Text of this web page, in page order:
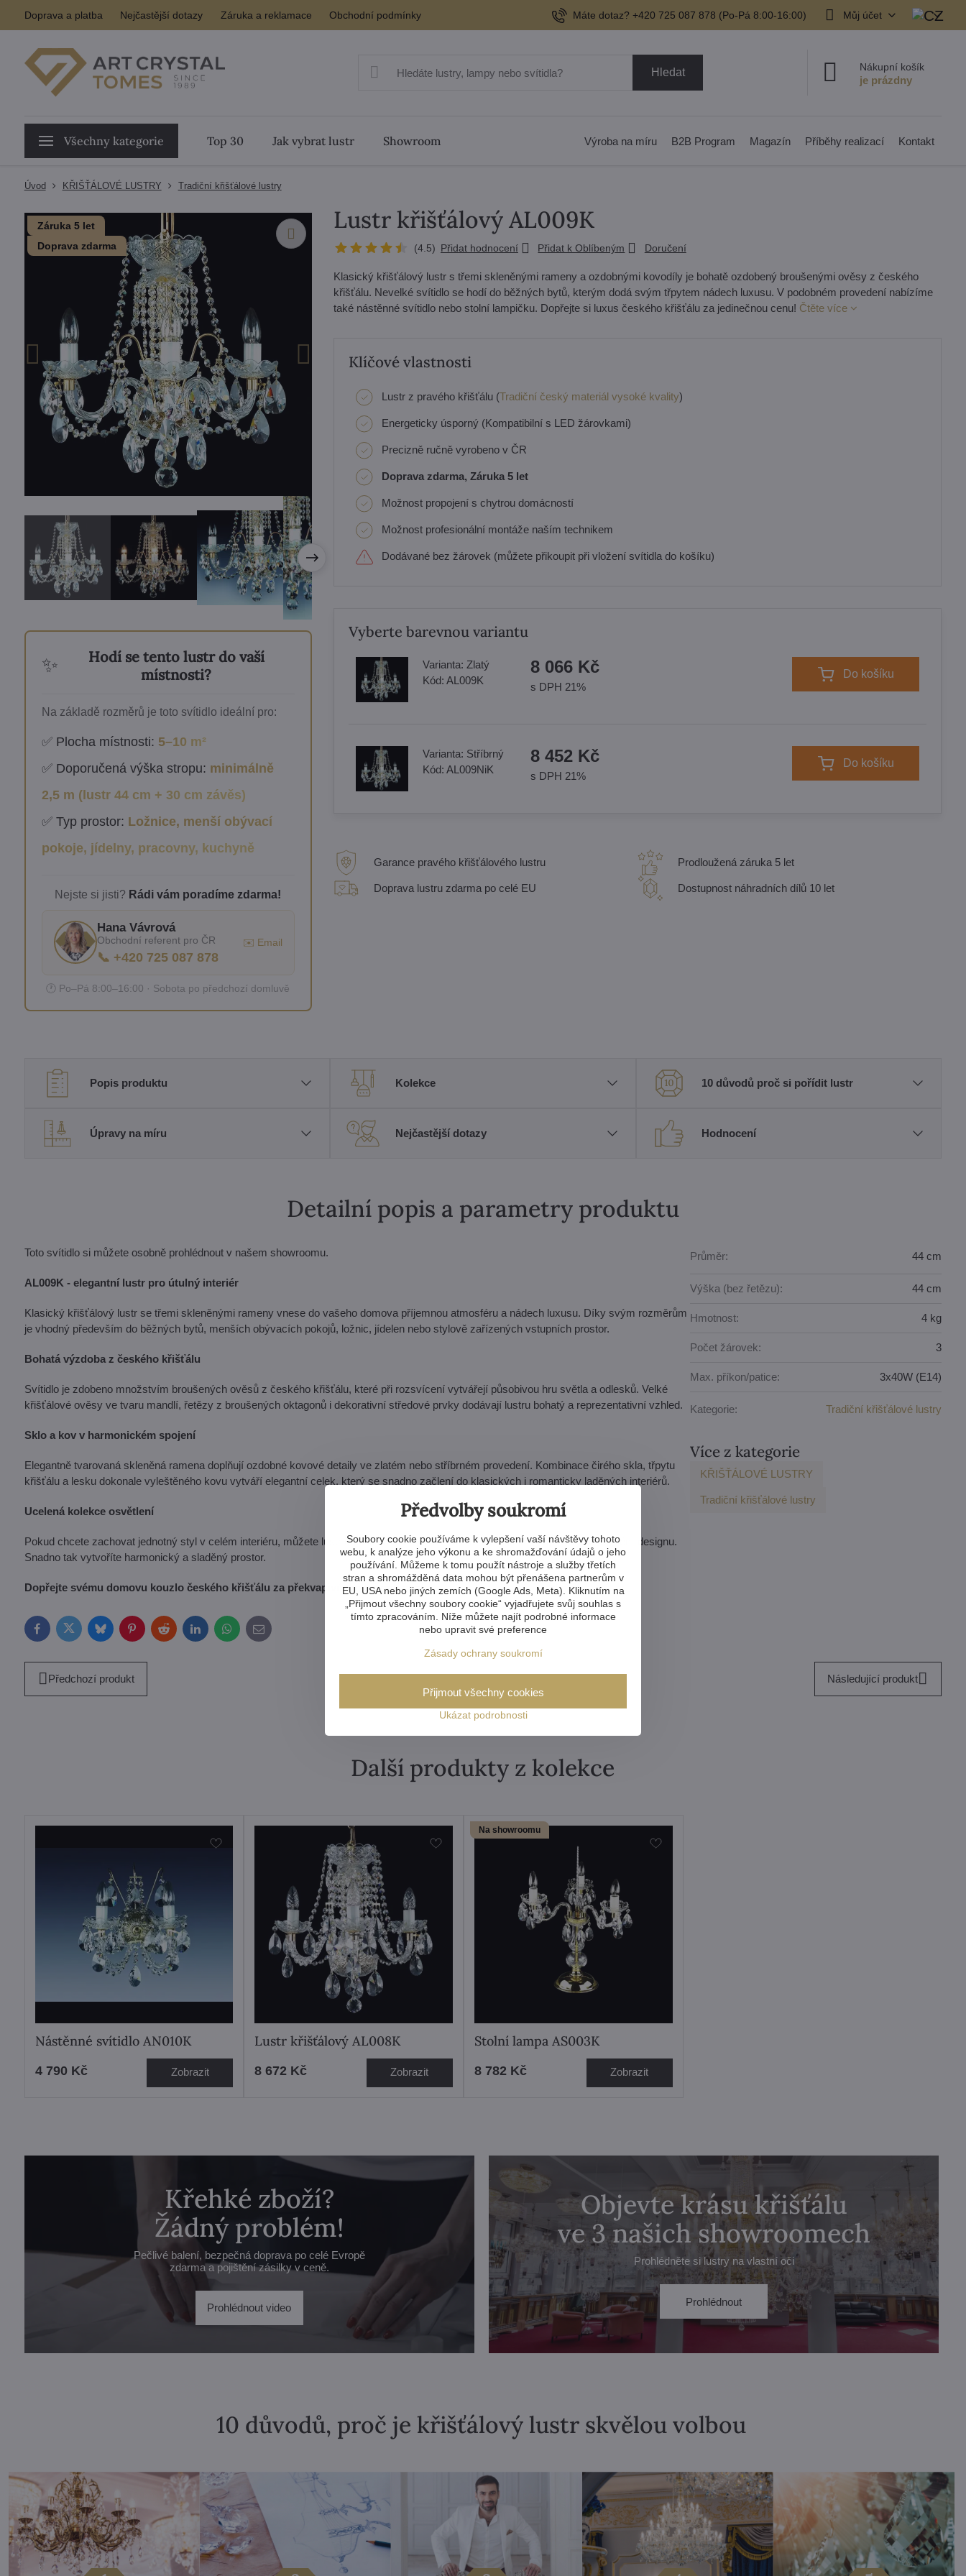
Doprava a platba Nejčastější dotazy Záruka a reklamace Obchodní podmínky Máte dotaz? +420 725 087 878​ (Po-Pá 8:00-16:00) Můj účet
Hledat Nákupní košík
Všechny kategorie Top 30 Jak vybrat lustr Showroom Výroba na míru B2B Program Magazín Příběhy realizací Kontakt
Úvod KŘIŠŤÁLOVÉ LUSTRY Tradiční křišťálové lustry
Záruka 5 let
Doprava zdarma
✨
Hodí se tento lustr do vaší
místnosti?
Na základě rozměrů je toto svítidlo ideální pro:
✅ Plocha místnosti: 5–10 m²
✅ Doporučená výška stropu: minimálně
2,5 m (lustr 44 cm + 30 cm závěs)
✅ Typ prostor: Ložnice, menší obývací
pokoje, jídelny, pracovny, kuchyně
Nejste si jisti? Rádi vám poradíme zdarma!
Hana Vávrová
Obchodní referent pro ČR
📞 +420 725 087 878
✉️ Email
🕐 Po–Pá 8:00–16:00 · Sobota po předchozí domluvě
Lustr křišťálový AL009K
(4.5) Přidat hodnocení Přidat k Oblíbeným Doručení
Klasický křišťálový lustr s třemi skleněnými rameny a ozdobnými kovodíly je bohatě ozdobený broušenými ověsy z českého
křišťálu. Nevelké svítidlo se hodí do běžných bytů, kterým dodá svým třpytem nádech luxusu. V podobném provedení nabízíme
také nástěnné svítidlo nebo stolní lampičku. Dopřejte si luxus českého křišťálu za jedinečnou cenu! Čtěte více
Klíčové vlastnosti
Lustr z pravého křišťálu (Tradiční český materiál vysoké kvality)
Energeticky úsporný (Kompatibilní s LED žárovkami)
Precizně ručně vyrobeno v ČR
Doprava zdarma, Záruka 5 let
Možnost propojení s chytrou domácností
Možnost profesionální montáže naším technikem
Dodávané bez žárovek (můžete přikoupit při vložení svítidla do košíku)
Vyberte barevnou variantu
Varianta: Zlatý
Kód: AL009K
8 066 Kč
s DPH 21%
Do košíku
Varianta: Stříbrný
Kód: AL009NiK
8 452 Kč
s DPH 21%
Do košíku
Garance pravého křišťálového lustru
Doprava lustru zdarma po celé EU
Prodloužená záruka 5 let
Dostupnost náhradních dílů 10 let
Popis produktu Kolekce 10 důvodů proč si pořídit lustr
Úpravy na míru Nejčastější dotazy Hodnocení
Detailní popis a parametry produktu
Toto svítidlo si můžete osobně prohlédnout v našem showroomu.
AL009K - elegantní lustr pro útulný interiér
Klasický křišťálový lustr se třemi skleněnými rameny vnese do vašeho domova příjemnou atmosféru a nádech luxusu. Díky svým rozměrům
je vhodný především do běžných bytů, menších obývacích pokojů, ložnic, jídelen nebo stylově zařízených vstupních prostor.
Bohatá výzdoba z českého křišťálu
Svítidlo je zdobeno množstvím broušených ověsů z českého křišťálu, které při rozsvícení vytvářejí působivou hru světla a odlesků. Velké
křišťálové ověsy ve tvaru mandlí, řetězy z broušených oktagonů i dekorativní středové prvky dodávají lustru bohatý a reprezentativní vzhled.
Sklo a kov v harmonickém spojení
Elegantně tvarovaná skleněná ramena doplňují ozdobné kovové detaily ve zlatém nebo stříbrném provedení. Kombinace čirého skla, třpytu
křišťálu a lesku dokonale vyleštěného kovu vytváří elegantní celek, který se snadno začlení do klasických i romanticky laděných interiérů.
Ucelená kolekce osvětlení
Pokud chcete zachovat jednotný styl v celém interiéru, můžete lustr doplnit nástěnným svítidlem nebo stolní lampičkou ve stejném designu.
Snadno tak vytvoříte harmonický a sladěný prostor.
Dopřejte svému domovu kouzlo českého křišťálu za překvapivě dostupnou cenu.
FacebookTwitterBlueskyPinterestRedditLinkedInWhatsApp
E-
mail
Průměr: 44 cm
Výška (bez řetězu): 44 cm
Hmotnost: 4 kg
Počet žárovek: 3
Max. příkon/patice: 3x40W (E14)
Kategorie: Tradiční křišťálové lustry
Více z kategorie
KŘIŠŤÁLOVÉ LUSTRY
Tradiční křišťálové lustry
Předchozí produkt Následující produkt
Další produkty z kolekce
Nástěnné svítidlo AN010K
4 790 Kč Zobrazit
Lustr křišťálový AL008K
8 672 Kč Zobrazit
Na showroomu
Stolní lampa AS003K
8 782 Kč Zobrazit
Křehké zboží?
Žádný problém!
Pečlivé balení, bezpečná doprava po celé Evropě
zdarma a pojištění zásilky v ceně.
Prohlédnout video
Objevte krásu křišťálu
ve 3 našich showroomech
Prohlédněte si lustry na vlastní oči
Prohlédnout
10 důvodů, proč je křišťálový lustr skvělou volbou
Předvolby soukromí
Soubory cookie používáme k vylepšení vaší návštěvy tohoto
webu, k analýze jeho výkonu a ke shromažďování údajů o jeho
používání. Můžeme k tomu použít nástroje a služby třetích
stran a shromážděná data mohou být přenášena partnerům v
EU, USA nebo jiných zemích (Google Ads, Meta). Kliknutím na
„Přijmout všechny soubory cookie“ vyjadřujete svůj souhlas s
tímto zpracováním. Níže můžete najít podrobné informace
nebo upravit své preference
Zásady ochrany soukromí
Ukázat podrobnosti
Přijmout všechny cookies